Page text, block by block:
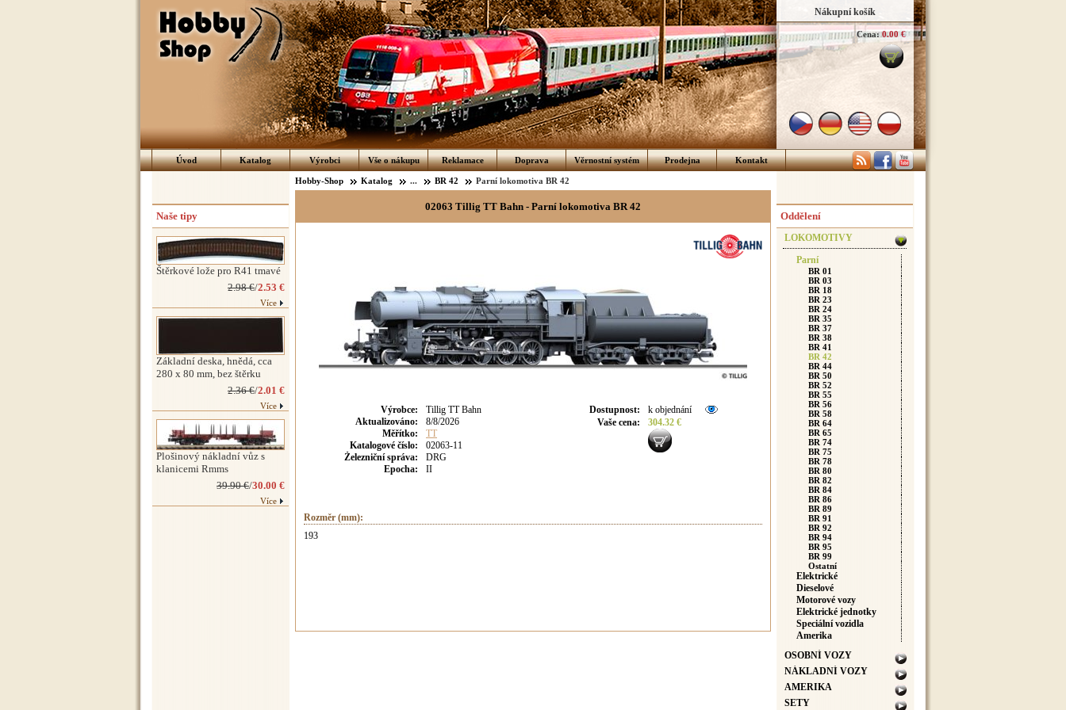
Nákupní košík
Cena: 0.00 €
Úvod Katalog Výrobci Vše o nákupu Reklamace Doprava Věrnostní systém Prodejna Kontakt
Hobby-Shop Katalog ... BR 42 Parní lokomotiva BR 42
02063 Tillig TT Bahn - Parní lokomotiva BR 42
Výrobce:
Tillig TT Bahn
Aktualizováno:
8/8/2026
Měřítko:
TT
Katalogové číslo:
02063-11
Železniční správa:
DRG
Epocha:
II
Dostupnost:
k objednání
Vaše cena: 304.32 €
Rozměr (mm):
193
Naše tipy
Štěrkové lože pro R41 tmavé
2.98 €/2.53 €
Více
Základní deska, hnědá, cca
280 x 80 mm, bez štěrku
2.36 €/2.01 €
Více
Plošinový nákladní vůz s
klanicemi Rmms
39.90 €/30.00 €
Více
Oddělení
LOKOMOTIVY
Parní
BR 01
BR 03
BR 18
BR 23
BR 24
BR 35
BR 37
BR 38
BR 41
BR 42
BR 44
BR 50
BR 52
BR 55
BR 56
BR 58
BR 64
BR 65
BR 74
BR 75
BR 78
BR 80
BR 82
BR 84
BR 86
BR 89
BR 91
BR 92
BR 94
BR 95
BR 99
Ostatní
Elektrické
Dieselové
Motorové vozy
Elektrické jednotky
Speciální vozidla
Amerika
OSOBNÍ VOZY
NÁKLADNÍ VOZY
AMERIKA
SETY